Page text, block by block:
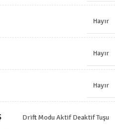
Hayır
Hayır
Hayır
Drift Modu Aktif Deaktif Tuşu